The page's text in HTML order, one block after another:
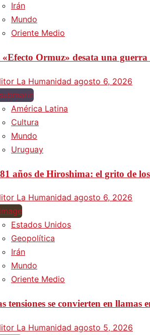
Irán
Mundo
Oriente Medio
Ormuz» desata una
La Humanidad agosto 6, 2026
América Latina
Cultura
Mundo
Uruguay
años de Hiroshima: el grito de
La Humanidad agosto 6, 2026
Estados Unidos
Geopolítica
Irán
Mundo
Oriente Medio
tensiones se convierten en llamas
La Humanidad agosto 5, 2026